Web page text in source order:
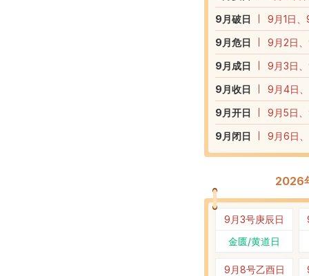
9 月破日
9月1日
9 月危日
9月2日
9 月成日
9月3日
9 月收日
9月4日
9 月开日
9月5日
9 月闭日 9月6日
2026
9月3号庚辰日
金匮/黄道日
9月8号乙酉日